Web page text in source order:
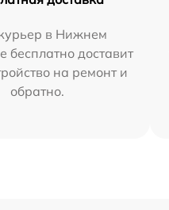
в Нижнем
бесплатно доставит
на ремонт и
обратно.